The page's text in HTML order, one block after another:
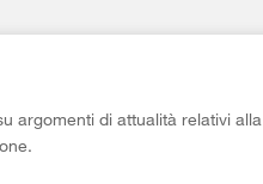
argomenti di attualità relativi alla